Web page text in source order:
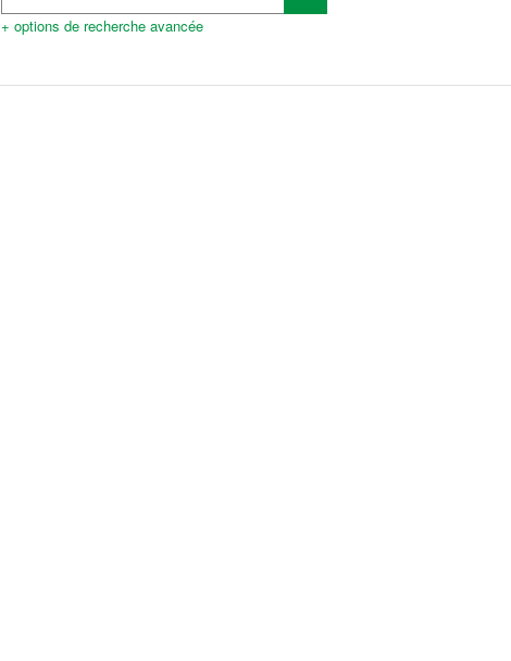
+ options de recherche avancée